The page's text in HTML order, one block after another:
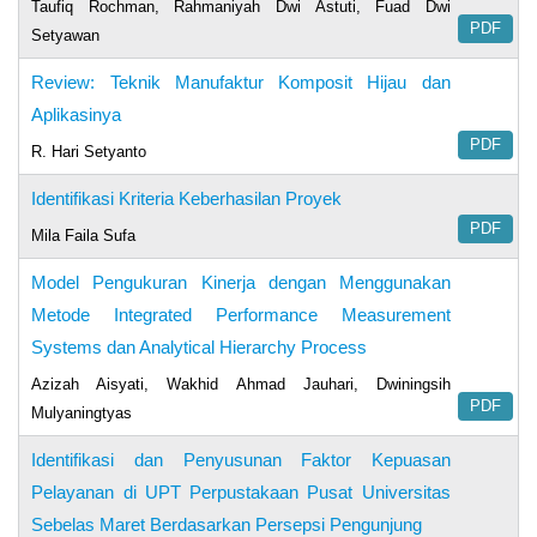
Taufiq Rochman, Rahmaniyah Dwi Astuti, Fuad Dwi
Setyawan
PDF
Review: Teknik Manufaktur Komposit Hijau dan
Aplikasinya
R. Hari Setyanto PDF
Identifikasi Kriteria Keberhasilan Proyek
Mila Faila Sufa PDF
Model Pengukuran Kinerja dengan Menggunakan
Metode Integrated Performance Measurement
Systems dan Analytical Hierarchy Process
Azizah Aisyati, Wakhid Ahmad Jauhari, Dwiningsih
Mulyaningtyas
PDF
Identifikasi dan Penyusunan Faktor Kepuasan
Pelayanan di UPT Perpustakaan Pusat Universitas
Sebelas Maret Berdasarkan Persepsi Pengunjung